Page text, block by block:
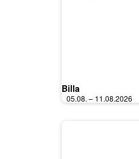
Billa
05.08. – 11.08.2026